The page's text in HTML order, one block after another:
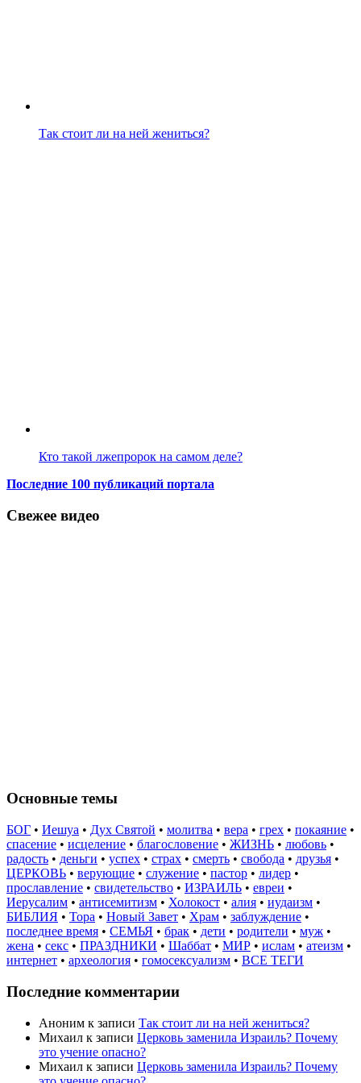
Так стоит ли на ней жениться?
Кто такой лжепророк на самом деле?
Последние 100 публикаций портала
Свежее видео
Основные темы
БОГ • Иешуа • Дух Святой • молитва • вера • грех • покаяние •
спасение • исцеление • благословение • ЖИЗНЬ • любовь •
радость • деньги • успех • страх • смерть • свобода • друзья •
ЦЕРКОВЬ • верующие • служение • пастор • лидер •
прославление • свидетельство • ИЗРАИЛЬ • евреи •
Иерусалим • антисемитизм • Холокост • алия • иудаизм •
БИБЛИЯ • Тора • Новый Завет • Храм • заблуждение •
последнее время • СЕМЬЯ • брак • дети • родители • муж •
жена • секс • ПРАЗДНИКИ • Шаббат • МИР • ислам • атеизм •
интернет • археология • гомосексуализм • ВСЕ ТЕГИ
Последние комментарии
Аноним к записи Так стоит ли на ней жениться?
Михаил к записи Церковь заменила Израиль? Почему
это учение опасно?
Михаил к записи Церковь заменила Израиль? Почему